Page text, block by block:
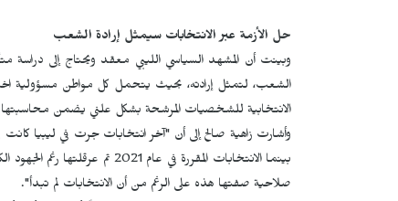
حل الأزمة عبر الانتخابات سيمثل إرادة الشعب
وبينت أن المشهد السياسي الليبي معقد ويحتاج إلى دراسة
الشعب، لتمثل إرادته، بحيث يتحمل كل مواطن مسؤولية
الانتخابية للشخصيات المرشحة بشكل علني يضمن
بينما الانتخابات المقررة في
صلاحية صفتها هذه على الرغم من أن الانتخابات لم تبدأ".